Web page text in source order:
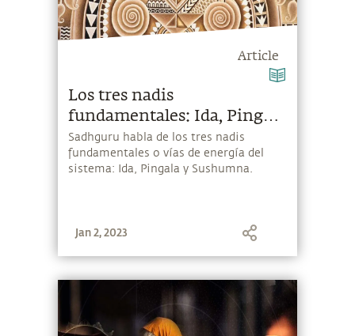
Article
Los tres nadis
fundamentales: Ida, Pingala
y Sushumna
Sadhguru habla de los tres nadis
fundamentales o vías de energía del
sistema: Ida, Pingala y Sushumna.
Jan 2, 2023